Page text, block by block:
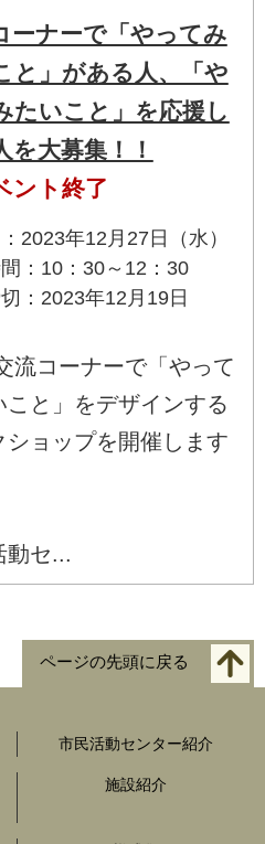
ーナーで「やってみ
と」がある人、「や
たいこと」を応援し
を大募集！！
ント終了
2023年12月27日（水）
：10：30～12：30
：2023年12月19日
流コーナーで「やって
こと」をデザインする
ショップを開催します
動セ...
ページの先頭に戻る
市民活動センター紹介
施設紹介